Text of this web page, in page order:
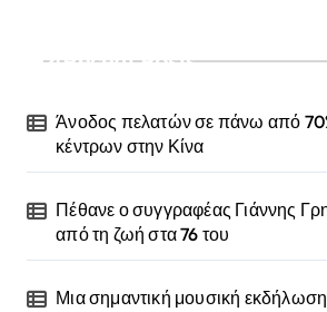
Recent Posts
Άνοδος πελατών σε πάνω από
κέντρων στην Κίνα
Πέθανε ο συγγραφέας Γιάννης
από τη ζωή στα 76 του
Μια σημαντική μουσική εκδήλωση